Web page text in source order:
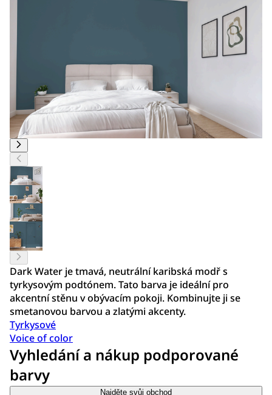
Dark Water je tmavá, neutrální karibská modř s
tyrkysovým podtónem. Tato barva je ideální pro
akcentní stěnu v obývacím pokoji. Kombinujte ji se
smetanovou barvou a zlatými akcenty.
Tyrkysové
Voice of color
Vyhledání a nákup podporované
barvy
Najděte svůj obchod